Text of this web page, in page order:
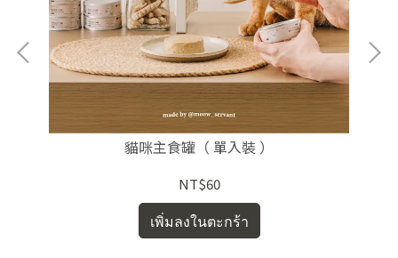
貓咪主食罐（ 單入裝 ）
NT$60
เพิ่มลงในตะกร้า